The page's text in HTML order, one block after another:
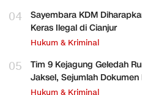
04
Sayembara KDM
Keras Ilegal di Cianjur
Hukum & Kriminal
05
Tim 9 Kejagung Geledah
Jaksel, Sejumlah Dokumen
Hukum & Kriminal